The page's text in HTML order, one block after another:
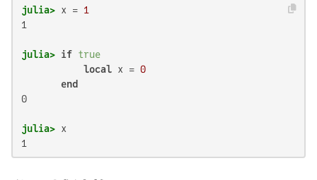
julia> x = 1
1
julia> if true
local x = 0
end
0
julia>
1